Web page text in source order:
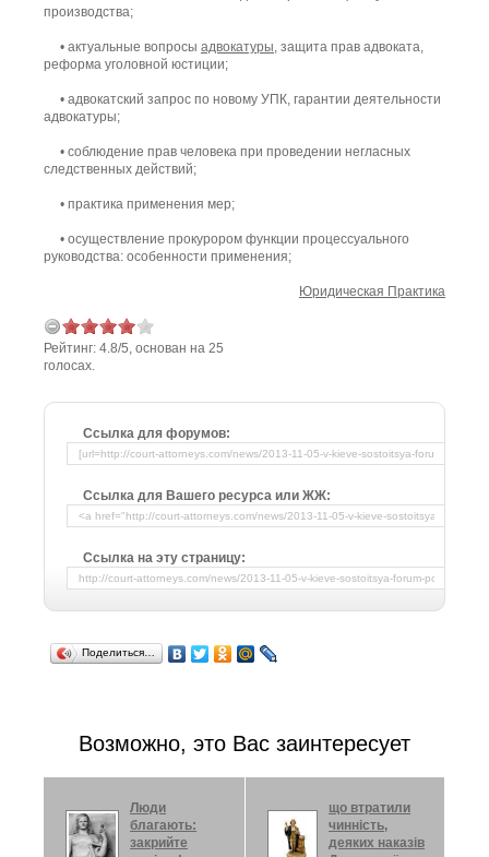
производства;
• актуальные вопросы адвокатуры, защита прав адвоката,
реформа уголовной юстиции;
• адвокатский запрос по новому УПК, гарантии деятельности
адвокатуры;
• соблюдение прав человека при проведении негласных
следственных действий;
• практика применения мер;
• осуществление прокурором функции процессуального
руководства: особенности применения;
Юридическая Практика
Рейтинг: 4.8/5, основан на 25
голосах.
Ссылка для форумов:
Ссылка для Вашего ресурса или ЖЖ:
Ссылка на эту страницу:
Поделиться…
Возможно, это Вас заинтересует
Люди
благають:
закрийте
що втратили
чинність,
деяких наказів